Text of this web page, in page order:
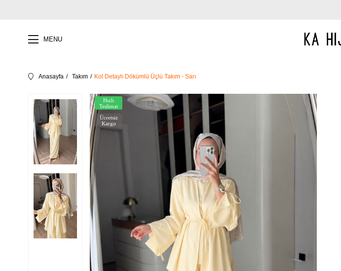
MENU
Anasayfa Takım Kol Detaylı Dökümlü Üçlü Takım - Sarı
Ücretsiz
Kargo
Hızlı
Teslimat